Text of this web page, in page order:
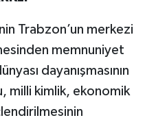
Trabzon’un merkezi
memnuniyet
dayanışmasının
milli kimlik, ekonomik